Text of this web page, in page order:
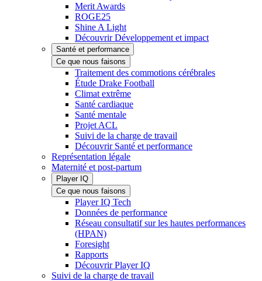
Merit Awards
ROGE25
Shine A Light
Découvrir Développement et impact
Santé et performance
Ce que nous faisons
Traitement des commotions cérébrales
Étude Drake Football
Climat extrême
Santé cardiaque
Santé mentale
Projet ACL
Suivi de la charge de travail
Découvrir Santé et performance
Représentation légale
Maternité et post-partum
Player IQ
Ce que nous faisons
Player IQ Tech
Données de performance
Réseau consultatif sur les hautes performances
(HPAN)
Foresight
Rapports
Découvrir Player IQ
Suivi de la charge de travail